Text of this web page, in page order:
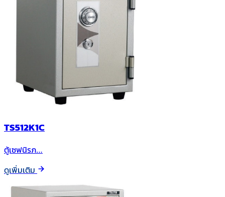
TS512K1C
ตู้เซฟนิรภ…
ดูเพิ่มเติม